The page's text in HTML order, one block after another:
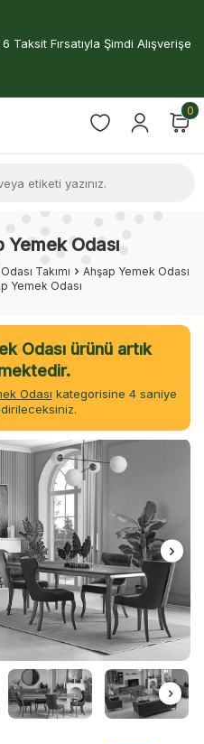
Taksit Fırsatıyla Şimdi Alışverişe
0
Odası
Takımı
Ahşap Yemek Odası
Yemek Odası
Odası ürünü artık
Odası kategorisine 4saniye